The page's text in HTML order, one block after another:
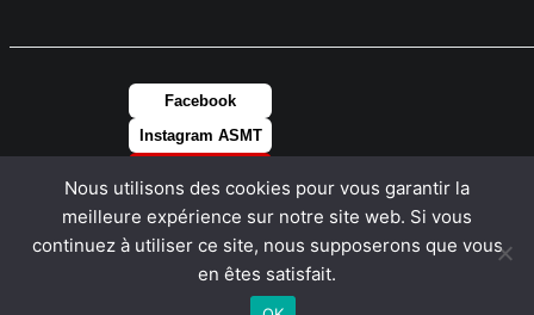
Facebook
Instagram ASMT
LinkedIn
Nous utilisons des cookies pour vous garantir la
meilleure expérience sur notre site web. Si vous
continuez à utiliser ce site, nous supposerons que vous
en êtes satisfait.